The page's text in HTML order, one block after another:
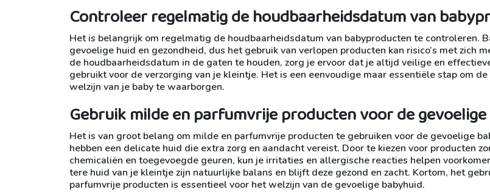
Controleer regelmatig de houdbaarheidsdatum van
Het is belangrijk om regelmatig de houdbaarheidsdatum van babyproducten te controleren.
gevoelige huid en gezondheid, dus het gebruik van verlopen producten kan risico’s met zich
de houdbaarheidsdatum in de gaten te houden, zorg je ervoor dat je altijd veilige en
gebruikt voor de verzorging van je kleintje. Het is een eenvoudige maar essentiële stap om
welzijn van je baby te waarborgen.
Gebruik milde en parfumvrije producten voor de
Het is van groot belang om milde en parfumvrije producten te gebruiken voor de gevoelige
hebben een delicate huid die extra zorg en aandacht vereist. Door te kiezen voor producten
chemicaliën en toegevoegde geuren, kun je irritaties en allergische reacties helpen
tere huid van je kleintje zijn natuurlijke balans en blijft deze gezond en zacht. Kortom, het
parfumvrije producten is essentieel voor het welzijn van de gevoelige babyhuid.